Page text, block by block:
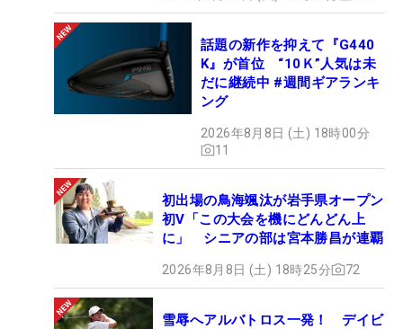
話題の新作を抑えて『G440
K』が首位 “10Ｋ”人気は未
だに継続中 #週間ギアランキ
ング
2026年8月8日 (土) 18時00分
11
初出場の鳥海颯汰が岩手県オープン
初V「この大会を機にどんどん上
に」 シニアの部は宮本勝昌が連覇
2026年8月8日 (土) 18時25分 72
雪辱へアルバトロス一発！ デイビ